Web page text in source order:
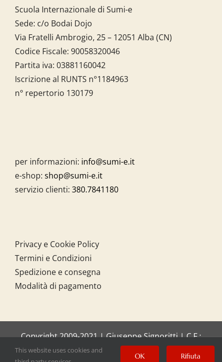
Scuola Internazionale di Sumi-e
Sede: c/o Bodai Dojo
Via Fratelli Ambrogio, 25 – 12051 Alba (CN)
Codice Fiscale: 90058320046
Partita iva: 03881160042
Iscrizione al RUNTS n°1184963
n° repertorio 130179
per informazioni: info@sumi-e.it
e-shop: shop@sumi-e.it
servizio clienti: 380.7841180
Privacy e Cookie Policy
Termini e Condizioni
Spedizione e consegna
Modalità di pagamento
Copyright 2009-2021 | Giuseppe Signoritti | C.F.:
SGNGPP61C20I158O
This website uses cookies and
OK Rifiuta